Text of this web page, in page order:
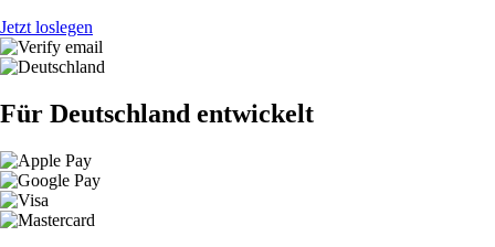
Jetzt loslegen
Für Deutschland entwickelt